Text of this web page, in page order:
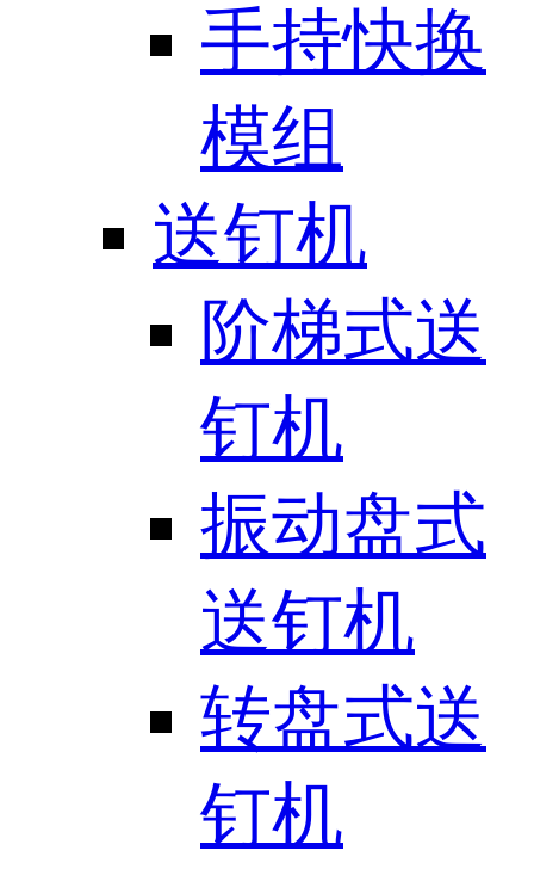
手持快换
模组
送钉机
阶梯式送
钉机
振动盘式
送钉机
转盘式送
钉机